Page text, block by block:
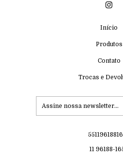
Início
Produtos
Contato
Trocas e
11 96188-